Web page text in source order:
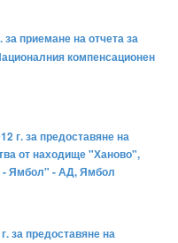
приемане на отчета за
компенсационен
г. за предоставяне на
от находище "Ханово",
- Ямбол" - АД, Ямбол
за предоставяне на